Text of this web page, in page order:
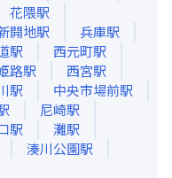
花隈駅
開地駅 兵庫駅
駅 西元町駅
路駅 西宮駅
駅 中央市場前駅
尼崎駅
駅 灘駅
湊川公園駅